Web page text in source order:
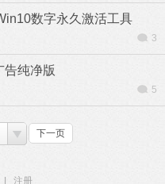
数字永久激活工具
3
告纯净版
5
下一页
注册